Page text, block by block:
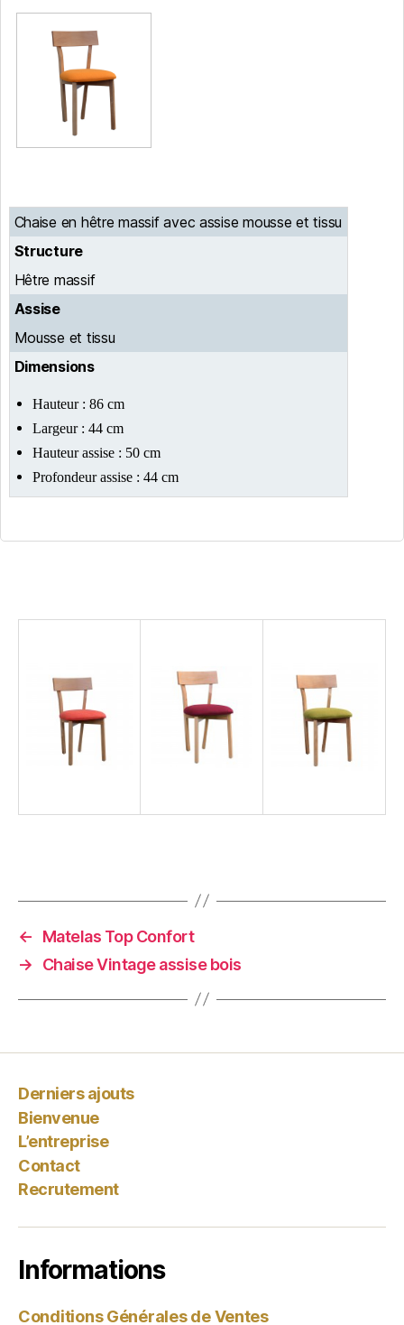
Chaise en hêtre massif avec assise mousse et tissu
Structure
Hêtre massif
Assise
Mousse et tissu
Dimensions
Hauteur : 86 cm
Largeur : 44 cm
Hauteur assise : 50 cm
Profondeur assise : 44 cm
←
Matelas Top Confort
→
Chaise Vintage assise bois
Derniers ajouts
Bienvenue
L’entreprise
Contact
Recrutement
Informations
Conditions Générales de Ventes